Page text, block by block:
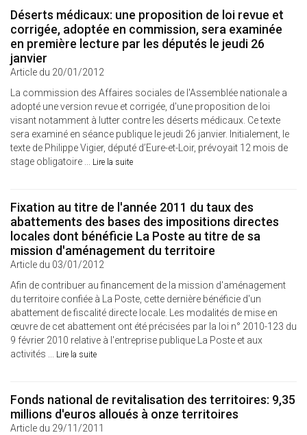
Déserts médicaux: une proposition de loi revue et
corrigée, adoptée en commission, sera examinée
en première lecture par les députés le jeudi 26
janvier
Article du 20/01/2012
La commission des Affaires sociales de l'Assemblée nationale a
adopté une version revue et corrigée, d'une proposition de loi
visant notamment à lutter contre les déserts médicaux. Ce texte
sera examiné en séance publique le jeudi 26 janvier. Initialement, le
texte de Philippe Vigier, député d’Eure-et-Loir, prévoyait 12 mois de
stage obligatoire ... Lire la suite
Fixation au titre de l'année 2011 du taux des
abattements des bases des impositions directes
locales dont bénéficie La Poste au titre de sa
mission d'aménagement du territoire
Article du 03/01/2012
Afin de contribuer au financement de la mission d'aménagement
du territoire confiée à La Poste, cette dernière bénéficie d'un
abattement de fiscalité directe locale. Les modalités de mise en
œuvre de cet abattement ont été précisées par la loi n° 2010-123 du
9 février 2010 relative à l'entreprise publique La Poste et aux
activités ... Lire la suite
Fonds national de revitalisation des territoires: 9,35
millions d'euros alloués à onze territoires
Article du 29/11/2011